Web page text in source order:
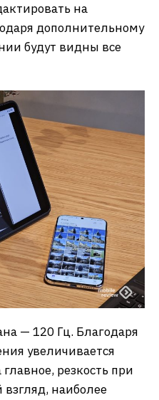
на
дополнительному
будут видны все
— 120 Гц. Благодаря
увеличивается
резкость при
взгляд, наиболее